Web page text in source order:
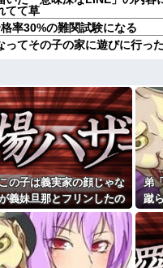
てて草
率30%の難関試験になる
ってその子の家に遊びに行っ
まり半年も経つと「お金貸し
れる
病院で診察待ってたら、ある
爺さんが受付に……「家族だ
ったんだけど、「〜とか〜」
ってしまった
泣しながら「ここもダメだっ
人がいた
(19)に無期懲役 江別大学生
ことに
を送ってる。それを兄嫁がご
お米の配達に行ってる」私「
チャ
の子は義実家の顔じゃな
義妹旦那とフリンしたの
「DNA鑑定します？」義
「もちろんです」→結果…
弟
蹴
事